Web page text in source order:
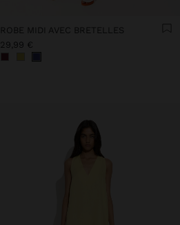
ROBE MIDI AVEC BRETELLES
29,99 €